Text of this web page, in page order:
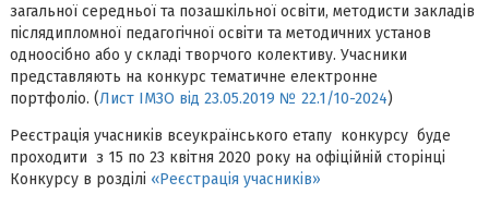
загальної середньої та позашкільної освіти, методисти закладів
післядипломної педагогічної освіти та методичних установ
одноосібно або у складі творчого колективу. Учасники
представляють на конкурс тематичне електронне
портфоліо. (Лист ІМЗО від 23.05.2019 № 22.1/10-2024)
Реєстрація учасників всеукраїнського етапу конкурсу буде
проходити з 15 по 23 квітня 2020 року на офіційній сторінці
Конкурсу в розділі «Реєстрація учасників»